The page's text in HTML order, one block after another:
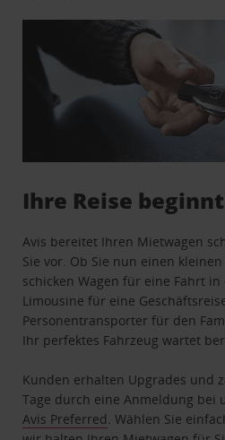
Ihre Reise
Avis bereitet Ihren Mietwagen
Sie vor. Ob Sie nun einen
schicken Wagen für eine Fahrt
Limousine für eine
Personentransporter für den
Ihr perfektes Fahrzeug wartet
Kunden erhalten Upgrades und
Tage durch eine Anmeldung bei
Avis Preferred . Wählen Sie